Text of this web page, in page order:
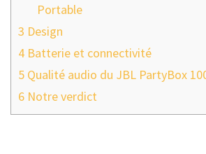
Portable
3 Design
4 Batterie et connectivité
5 Qualité audio du JBL PartyBox
6 Notre verdict